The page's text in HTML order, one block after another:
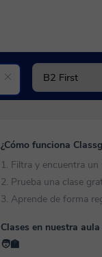
¿Cómo funciona
1. Filtra y encuentra
2. Prueba una clase
3. Aprende de forma
Clases en nuestra
🧑‍🏫